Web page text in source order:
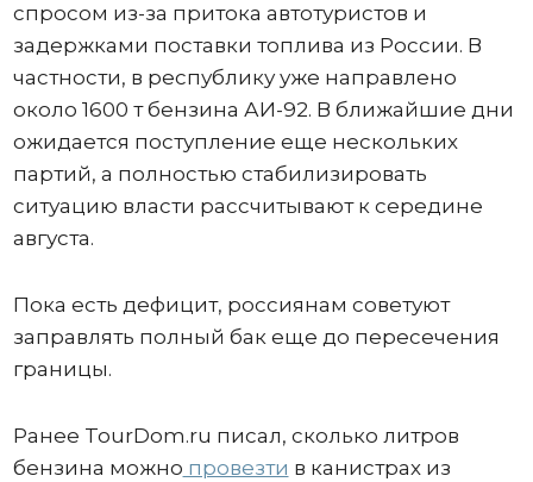
спросом из-за притока автотуристов и
задержками поставки топлива из России. В
частности, в республику уже направлено
около 1600 т бензина АИ-92. В ближайшие дни
ожидается поступление еще нескольких
партий, а полностью стабилизировать
ситуацию власти рассчитывают к середине
августа.
Пока есть дефицит, россиянам советуют
заправлять полный бак еще до пересечения
границы.
Ранее TourDom.ru писал, сколько литров
бензина можно провезти в канистрах из